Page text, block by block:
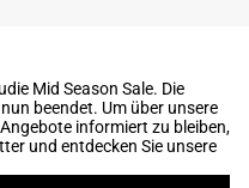
Mid Season Sale. Die
beendet. Um über unsere
informiert zu bleiben,
und entdecken Sie unsere